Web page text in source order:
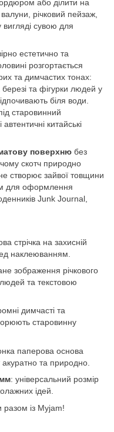
або ділити на
річковий пейзаж,
вигляді сувою для
естетично та
розгортається
та димчастих тонах:
та фігурки людей у
біля води.
старовинний
китайські
поверхню без
скотч природно
створює зайвої товщини
для оформлення
Junk Journal,
стрічка на захисній
наклеюванням.
зображення річкового
та текстовою
димчасті та
старовинну
паперова основа
акуратно та природно.
: універсальний розмір
ідей.
із Myjam!